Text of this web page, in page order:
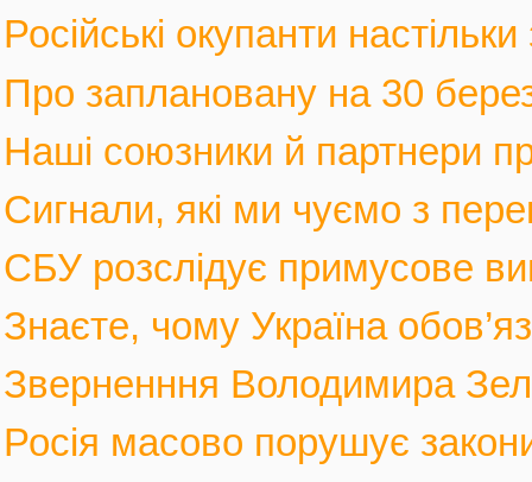
Російські окупанти
Про заплановану на 30
Наші союзники й партнери
Сигнали, які ми чуємо з
СБУ розслідує примусове
Знаєте, чому Україна
Зверненння Володимира
Росія масово порушує